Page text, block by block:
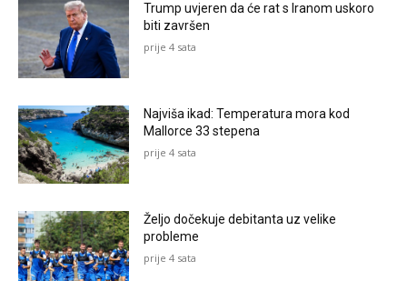
Trump uvjeren da će rat s Iranom uskoro
biti završen
prije 4 sata
Najviša ikad: Temperatura mora kod
Mallorce 33 stepena
prije 4 sata
Željo dočekuje debitanta uz velike
probleme
prije 4 sata